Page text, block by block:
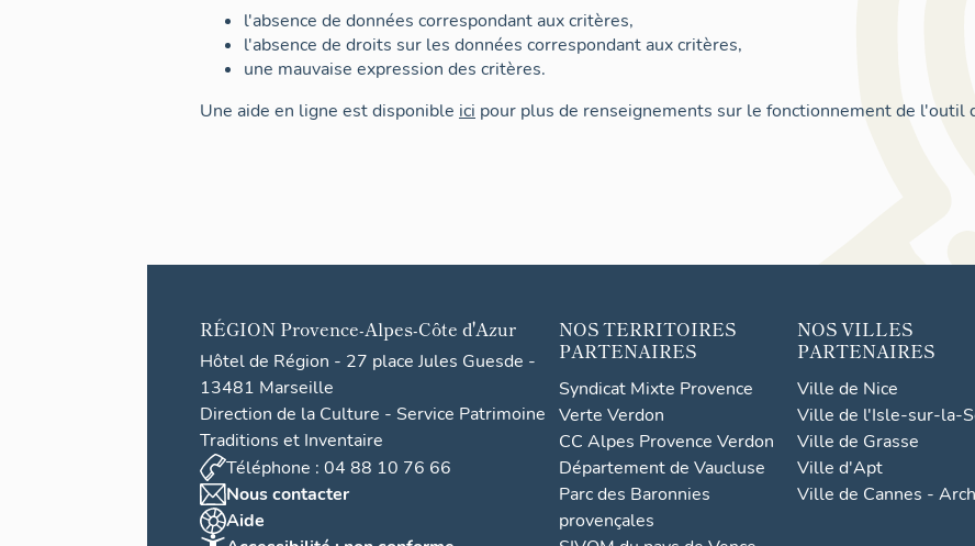
l'absence de données correspondant aux critères,
l'absence de droits sur les données correspondant aux critères,
une mauvaise expression des critères.
Une aide en ligne est disponible ici pour plus de renseignements sur le fonctionnement de l'outil
RÉGION Provence-Alpes-Côte d'Azur
Hôtel de Région - 27 place Jules Guesde -
13481 Marseille
Direction de la Culture - Service Patrimoine
Traditions et Inventaire
Téléphone : 04 88 10 76 66
Nous contacter
Aide
NOS TERRITOIRES
PARTENAIRES
Syndicat Mixte Provence
Verte Verdon
CC Alpes Provence Verdon
Département de Vaucluse
Parc des Baronnies
provençales
NOS VILLES
PARTENAIRES
Ville de Nice
Ville de l'Isle-sur-la-
Ville de Grasse
Ville d'Apt
Ville de Cannes -